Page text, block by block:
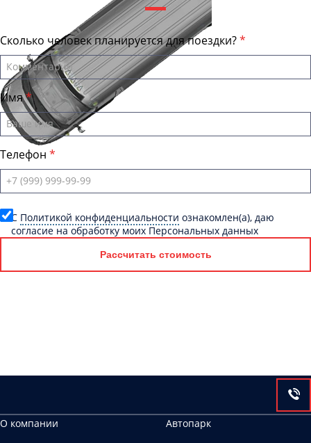
Сколько человек планируется для поездки?
Имя
Телефон
C Политикой конфиденциальности ознакомлен(а), даю
согласие на обработку моих Персональных данных
Рассчитать стоимость
О компании Автопарк